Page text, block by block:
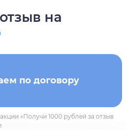
на
по договору
«Получи 1000 рублей за отзыв